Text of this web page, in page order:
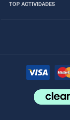
TOP ACTIVIDADES